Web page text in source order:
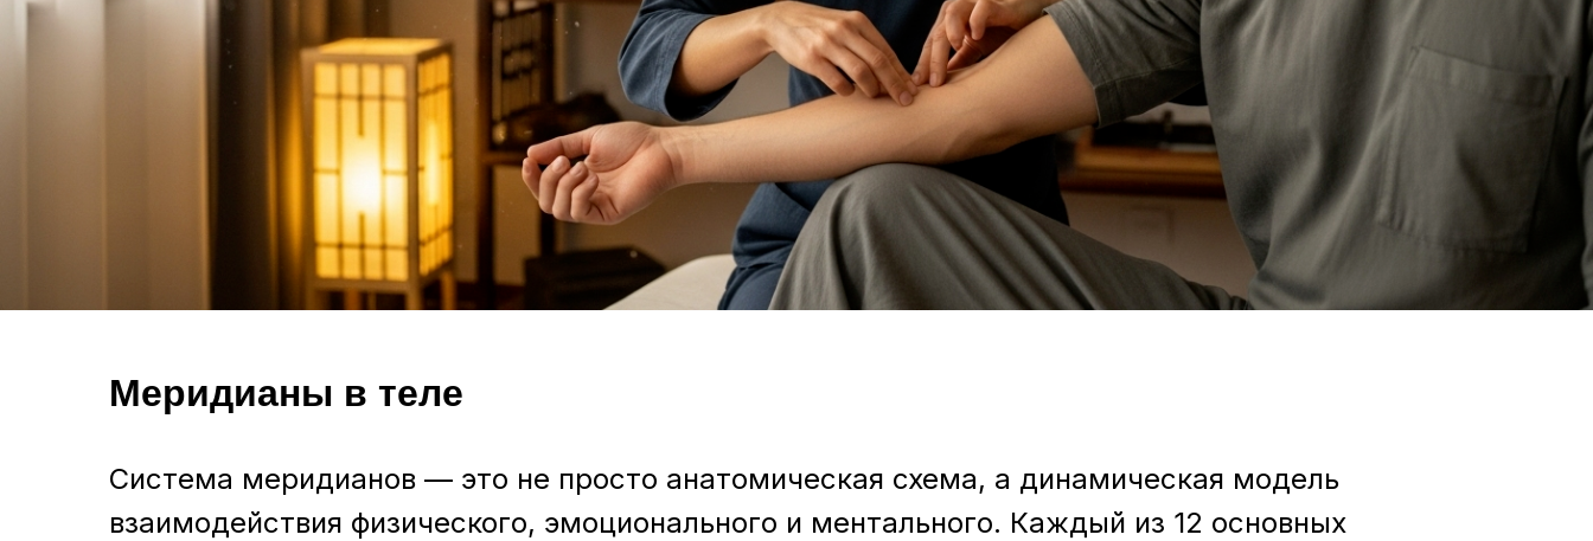
Меридианы в теле
Система меридианов — это не просто анатомическая схема, а динамическая модель
взаимодействия физического, эмоционального и ментального. Каждый из 12 основных